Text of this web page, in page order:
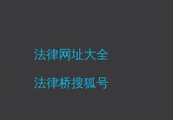
法律网址大全
法律桥搜狐号